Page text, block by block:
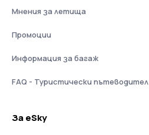
Мнения за летища
Промоции
Информация за багаж
FAQ - Туристически пътеводител
За eSky